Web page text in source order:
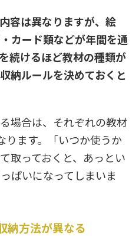
容は異なりますが、絵
カード類などが年間を通
続けるほど教材の種類が
納ルールを決めておくと
場合は、それぞれの教材
ります。「いつか使うか
取っておくと、あっとい
ぱいになってしまいま
納方法が異なる